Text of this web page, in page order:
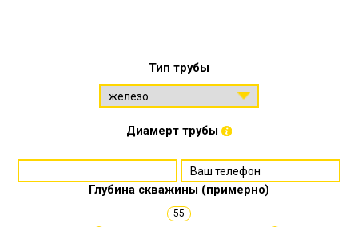
Тип трубы
Диамерт трубы
Глубина скважины (примерно)
55